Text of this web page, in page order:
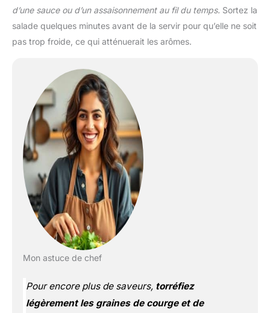
d’une sauce ou d’un assaisonnement au fil du temps. Sortez la
salade quelques minutes avant de la servir pour qu’elle ne soit
pas trop froide, ce qui atténuerait les arômes.
Mon astuce de chef
Pour encore plus de saveurs, torréfiez
légèrement les graines de courge et de